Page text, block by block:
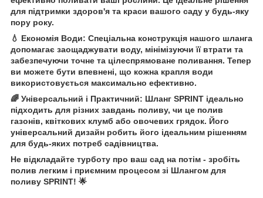
для підтримки здоров'я та краси вашого саду у будь-яку
пору року.
💧 Економія Води: Спеціальна конструкція нашого шланга
допомагає заощаджувати воду, мінімізуючи її втрати та
забезпечуючи точне та цілеспрямоване поливання. Тепер
ви можете бути впевнені, що кожна крапля води
використовується максимально ефективно.
🌈 Універсальний і Практичний: Шланг SPRINT ідеально
підходить для різних завдань поливу, чи це полив
газонів, квіткових клумб або овочевих грядок. Його
універсальний дизайн робить його ідеальним рішенням
для будь-яких потреб садівництва.
Не відкладайте турботу про ваш сад на потім - зробіть
полив легким і приємним процесом зі Шлангом для
поливу SPRINT! 🌟